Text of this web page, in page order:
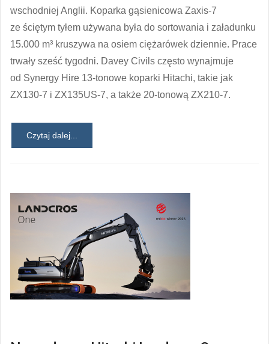
wschodniej Anglii. Koparka gąsienicowa Zaxis-7
ze ściętym tyłem używana była do sortowania i załadunku
15.000 m³ kruszywa na osiem ciężarówek dziennie. Prace
trwały sześć tygodni. Davey Civils często wynajmuje
od Synergy Hire 13-tonowe koparki Hitachi, takie jak
ZX130-7 i ZX135US-7, a także 20-tonową ZX210-7.
Czytaj dalej...